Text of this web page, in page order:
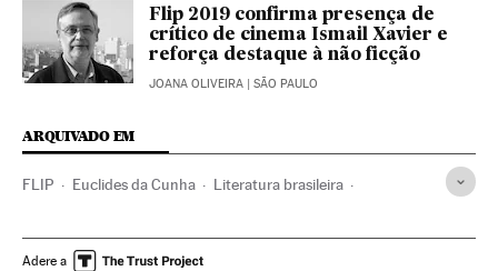
Flip 2019 confirma presença de
crítico de cinema Ismail Xavier e
reforça destaque à não ficção
JOANA OLIVEIRA | SÃO PAULO
ARQUIVADO EM
FLIP Euclides da Cunha Literatura brasileira
Agenda América do Sul
Adere a